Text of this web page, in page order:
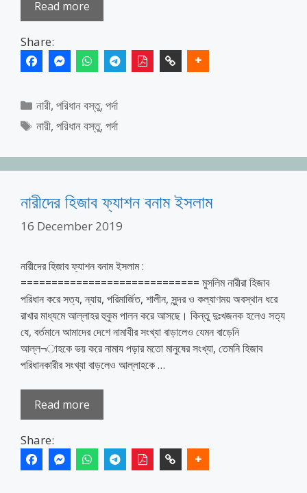
Read more
Share:
Categories
নারী,পরিধান বস্তু,পর্দা
Tags
নারী,পরিধান বস্তু,পর্দা
নারীদের হিজাব ফ্যাশন বনাম ইসলাম
16 December 2019
নারীদের হিজাব ফ্যাশন বনাম ইসলাম :
============================= মুসলিম নারীরা হিজাব
পরিধান করে সত্য, ন্যায়, পরিমার্জিত, শালীন, সুন্দর ও কল্যাণময় অবস্থান ধরে
রাখার মাধ্যমে আল্লাহর হুকুম পালন করে আসছে। কিন্তু দুঃখজনক হলেও সত্য
যে, বর্তমানে আমাদের দেশে নামাযীর সংখ্যা বাড়ালেও যেমন বাড়েনি
আল্ল¬াহকে ভয় করে নামায পড়ার মতো মানুষের সংখ্যা, তেমনি হিজাব
পরিধানকারীর সংখ্যা বাড়লেও আল্লাহকে …
Read more
Share: